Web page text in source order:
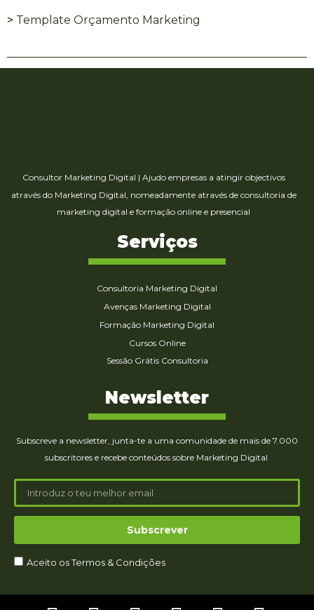
> Template Orçamento Marketing
Consultor Marketing Digital | Ajudo empresas a atingir objectivos
através do Marketing Digital, nomeadamente através de consultoria de
marketing digital e formação online e presencial
Serviços
Consultoria Marketing Digital
Avenças Marketing Digital
Formação Marketing Digital
Cursos Online
Sessão Grátis Consultoria
Newsletter
Subscreve a newsletter, junta-te a uma comunidade de mais de 7.000
subscritores e recebe conteúdos sobre Marketing Digital
Aceito os Termos & Condições
Subscrever